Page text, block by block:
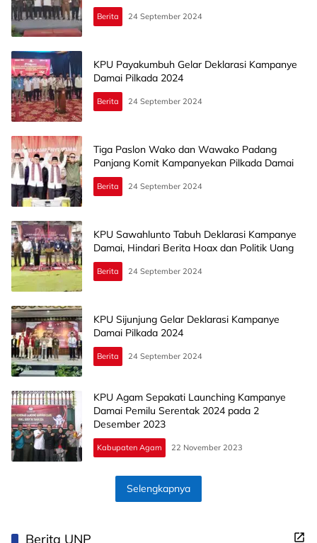
Berita 24 September 2024
KPU Payakumbuh Gelar Deklarasi Kampanye
Damai Pilkada 2024
Berita 24 September 2024
Tiga Paslon Wako dan Wawako Padang
Panjang Komit Kampanyekan Pilkada Damai
Berita 24 September 2024
KPU Sawahlunto Tabuh Deklarasi Kampanye
Damai, Hindari Berita Hoax dan Politik Uang
Berita 24 September 2024
KPU Sijunjung Gelar Deklarasi Kampanye
Damai Pilkada 2024
Berita 24 September 2024
KPU Agam Sepakati Launching Kampanye
Damai Pemilu Serentak 2024 pada 2
Desember 2023
Kabupaten Agam 22 November 2023
Selengkapnya
Berita UNP